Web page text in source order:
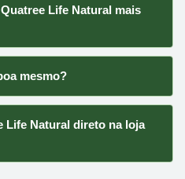
Life Natural mais
mesmo?
Life Natural direto na loja